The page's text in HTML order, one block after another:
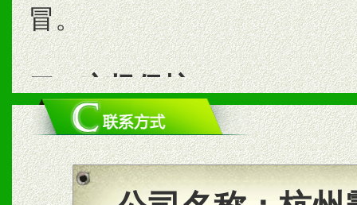
冒。
二、市场保护
1、统一市场价格；建立全
商利润。
2、区域独家经营；建立区